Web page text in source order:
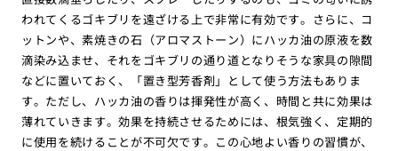
われてくるゴキブリを遠ざける上で非常に有効です。さらに、コ
ットンや、素焼きの石（アロマストーン）にハッカ油の原液を数
滴染み込ませ、それをゴキブリの通り道となりそうな家具の隙間
などに置いておく、「置き型芳香剤」として使う方法もありま
す。ただし、ハッカ油の香りは揮発性が高く、時間と共に効果は
薄れていきます。効果を持続させるためには、根気強く、定期的
に使用を続けることが不可欠です。この心地よい香りの習慣が、